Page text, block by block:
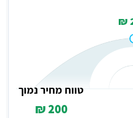
טווח מחיר נמוך
200 ₪